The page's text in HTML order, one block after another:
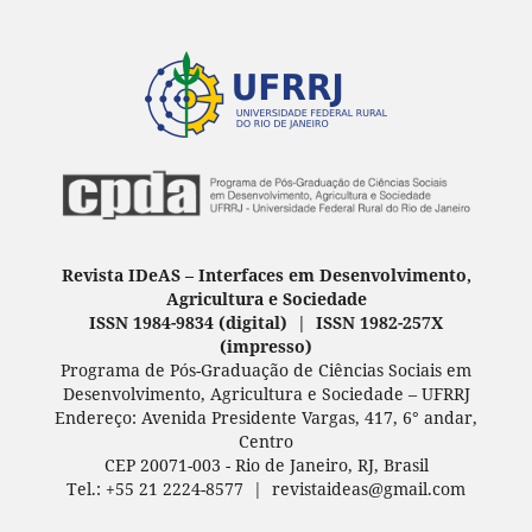
Revista IDeAS – Interfaces em Desenvolvimento,
Agricultura e Sociedade
ISSN 1984-9834 (digital) | ISSN 1982-257X
(impresso)
Programa de Pós-Graduação de Ciências Sociais em
Desenvolvimento, Agricultura e Sociedade – UFRRJ
Endereço: Avenida Presidente Vargas, 417, 6° andar,
Centro
CEP 20071-003 - Rio de Janeiro, RJ, Brasil
Tel.: +55 21 2224-8577 | revistaideas@gmail.com